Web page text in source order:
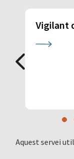
Vigilant
Aquest servei